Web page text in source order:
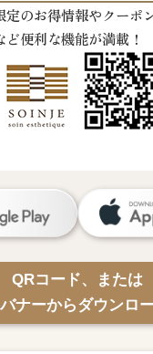
定のお得情報やクーポ
ど便利な機能が満載！
QRコード、または
ナーからダウンロ